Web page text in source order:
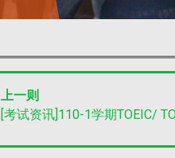
上一则
[考试资讯]110-1学期TOEIC/